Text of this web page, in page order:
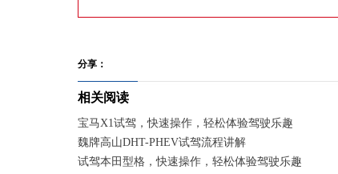
分享：
相关阅读
宝马X1试驾，快速操作，轻松体验驾驶乐趣
魏牌高山DHT-PHEV试驾流程讲解
试驾本田型格，快速操作，轻松体验驾驶乐趣